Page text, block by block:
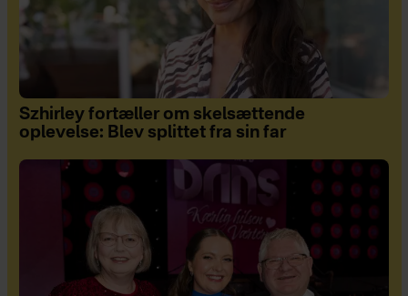
Szhirley fortæller om skelsættende
oplevelse: Blev splittet fra sin far